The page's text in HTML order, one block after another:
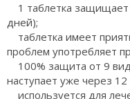
1 таблетка
дней);
таблетка имеет
проблем употребляет
100% защита от 9
наступает уже через 12
используется для